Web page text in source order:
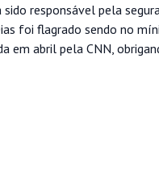
responsável pela
foi flagrado sendo no
abril pela CNN,